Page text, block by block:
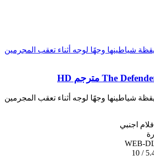
شياطينها وجهًا لوجه أثناء تعقب المجرمين
شياطينها وجهًا لوجه أثناء تعقب المجرمين
افلام اجنبي
WEB-
5.4 /